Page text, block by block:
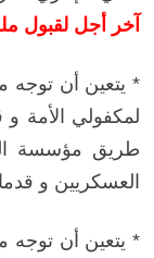
آخر أجل لقبول
* يتعين أن توجه
لمكفولي الأمة و
طريق مؤسسة
العسكريين و
* يتعين أن توجه